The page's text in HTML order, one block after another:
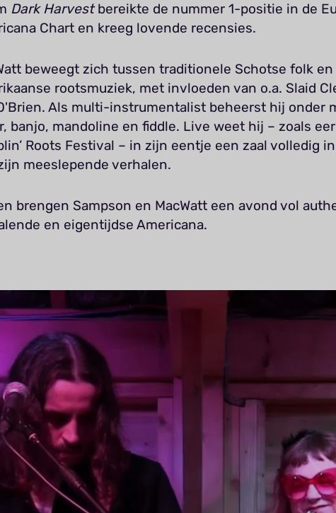
Dark Harvestbereikte de nummer 1-positie in de
Chart en kreeg lovende recensies.
beweegt zich tussen traditionele Schotse folk en
rootsmuziek, met invloeden van o.a. Slaid
Als multi-instrumentalist beheerst hij onder
banjo, mandoline en fiddle. Live weet hij – zoals
Roots Festival – in zijn eentje een zaal volledig
meeslepende verhalen.
brengen Sampson en MacWatt een avond vol
en eigentijdse Americana.